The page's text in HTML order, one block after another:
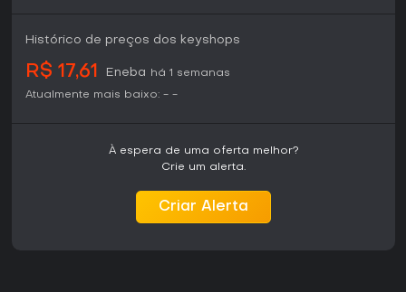
Histórico de preços dos keyshops
R$ 17,61 Eneba
há 1 semanas
Atualmente mais baixo: - -
À espera de uma oferta melhor?
Crie um alerta.
Criar Alerta